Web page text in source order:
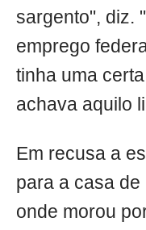
sargento", diz.
emprego
tinha uma
achava aquilo
Em recusa a
para a casa de
onde morou